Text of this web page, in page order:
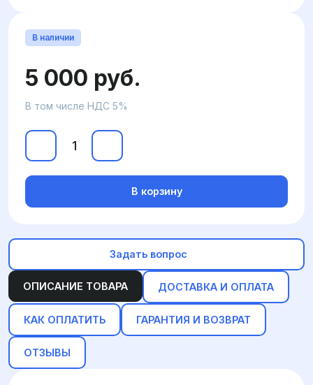
ОПИСАНИЕ ТОВАРА ДОСТАВКА И ОПЛАТА
КАК ОПЛАТИТЬ ГАРАНТИЯ И ВОЗВРАТ
ОТЗЫВЫ
В наличии
5 000 руб.
В том числе НДС 5%
В корзину
Задать вопрос